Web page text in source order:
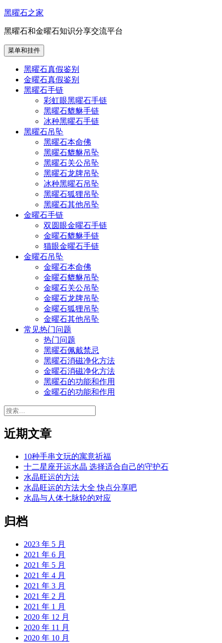
跳
内
容
黑曜石之家
黑曜石和金曜石知识分享交流平台
菜单和挂件
黑曜石真假鉴别
金曜石真假鉴别
黑曜石手链
彩虹眼黑曜石手链
黑曜石貔貅手链
冰种黑曜石手链
黑曜石吊坠
黑曜石本命佛
黑曜石貔貅吊坠
黑曜石关公吊坠
黑曜石龙牌吊坠
冰种黑曜石吊坠
黑曜石狐狸吊坠
黑曜石其他吊坠
金曜石手链
双圆眼金曜石手链
金曜石貔貅手链
猫眼金曜石手链
金曜石吊坠
金曜石本命佛
金曜石貔貅吊坠
金曜石关公吊坠
金曜石龙牌吊坠
金曜石狐狸吊坠
金曜石其他吊坠
常见热门问题
热门问题
黑曜石佩戴禁忌
黑曜石消磁净化方法
金曜石消磁净化方法
黑曜石的功能和作用
金曜石的功能和作用
搜
近期文章
10种手串文玩的寓意祈福
十二星座开运水晶 选择适合自己的守护石
水晶旺运的方法
水晶旺运的方法大全 快点分享吧
水晶与人体七脉轮的对应
归档
2023 年 5 月
2021 年 6 月
2021 年 5 月
2021 年 4 月
2021 年 3 月
2021 年 2 月
2021 年 1 月
2020 年 12 月
2020 年 11 月
2020 年 10 月